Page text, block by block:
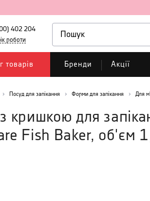
402 204
роботи
товарів Бренди Акції
Посуд для запікання Форми для запікання Для
кришкою для
Fish Baker, об'єм